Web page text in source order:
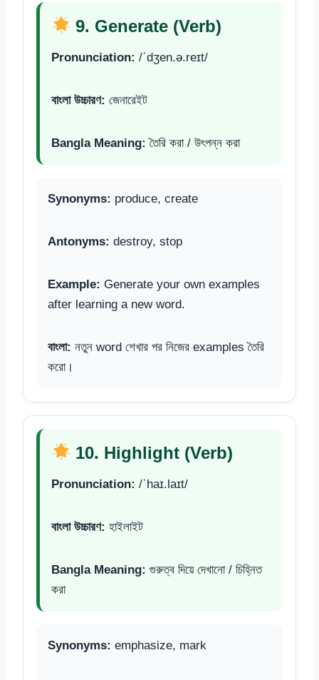
9. Generate (Verb)
Pronunciation: /ˈdʒen.ə.reɪt/
বাংলা উচ্চারণ: জেনারেইট
Bangla Meaning: তৈরি করা / উৎপন্ন করা
Synonyms: produce, create
Antonyms: destroy, stop
Example: Generate your own examples
after learning a new word.
বাংলা: নতুন word শেখার পর নিজের examples তৈরি
করো।
10. Highlight (Verb)
Pronunciation: /ˈhaɪ.laɪt/
বাংলা উচ্চারণ: হাইলাইট
Bangla Meaning: গুরুত্ব দিয়ে দেখানো / চিহ্নিত
করা
Synonyms: emphasize, mark